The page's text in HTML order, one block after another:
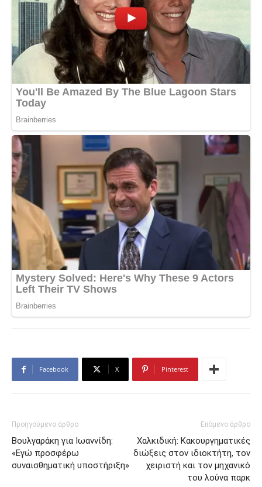
Facebook X Pinterest
Προηγούμενο άρθρο
Βουλγαράκη για Ιωαννίδη:
«Εγώ προσφέρω
συναισθηματική υποστήριξη»
Επόμενο άρθρο
Χαλκιδική: Κακουργηματικές
διώξεις στον ιδιοκτήτη, τον
χειριστή και τον μηχανικό
του λούνα παρκ